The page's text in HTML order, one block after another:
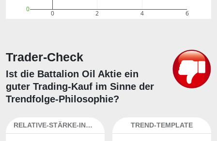
0 2 4 6
0
Trader-Check
Ist die Battalion Oil Aktie ein
guter Trading-Kauf im Sinne der
Trendfolge-Philosophie?
RELATIVE-STÄRKE-INDEX TREND-TEMPLATE